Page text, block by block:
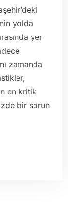
yolda
yer
zamanda
en kritik
bir sorun